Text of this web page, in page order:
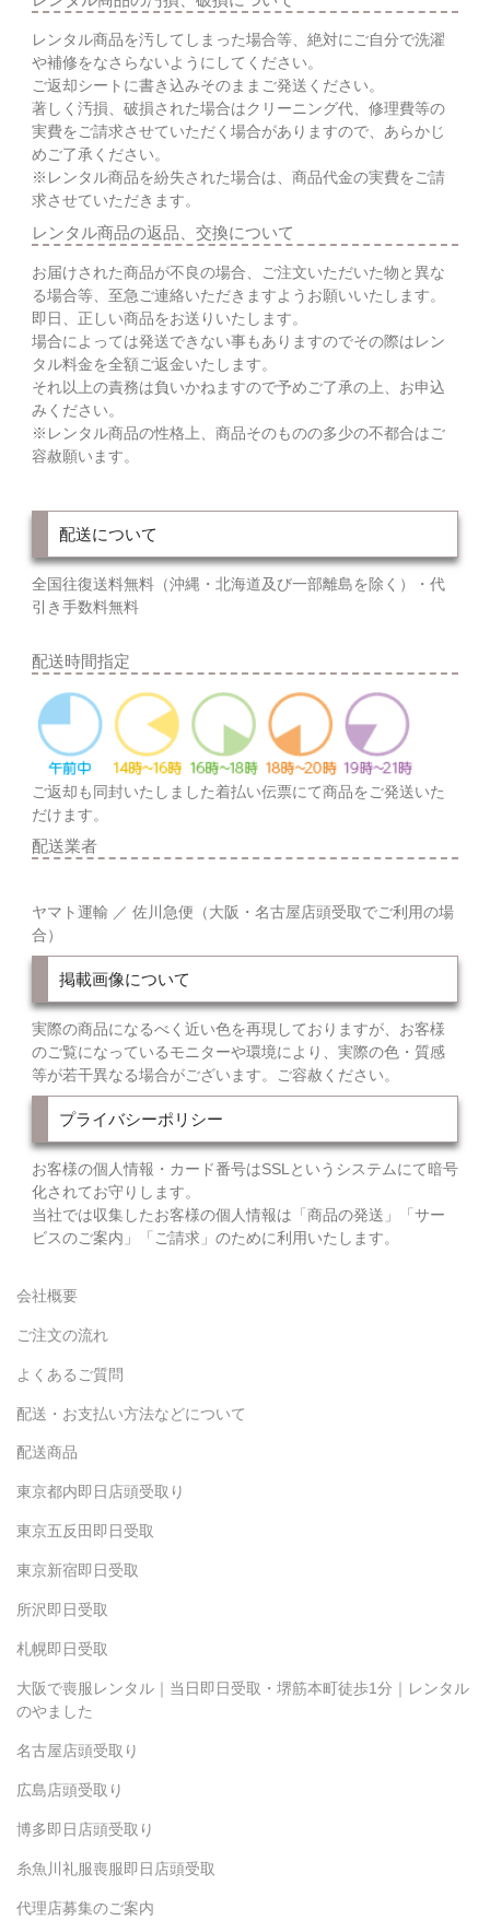
レンタル商品を汚してしまった場合等、絶対にご自分で洗濯
や補修をなさらないようにしてください。
ご返却シートに書き込みそのままご発送ください。
著しく汚損、破損された場合はクリーニング代、修理費等の
実費をご請求させていただく場合がありますので、あらかじ
めご了承ください。
※レンタル商品を紛失された場合は、商品代金の実費をご請
求させていただきます。
レンタル商品の返品、交換について
お届けされた商品が不良の場合、ご注文いただいた物と異な
る場合等、至急ご連絡いただきますようお願いいたします。
即日、正しい商品をお送りいたします。
場合によっては発送できない事もありますのでその際はレン
タル料金を全額ご返金いたします。
それ以上の責務は負いかねますので予めご了承の上、お申込
みください。
※レンタル商品の性格上、商品そのものの多少の不都合はご
容赦願います。
配送について
全国往復送料無料（沖縄・北海道及び一部離島を除く）・代
引き手数料無料
配送時間指定
ご返却も同封いたしました着払い伝票にて商品をご発送いた
だけます。
配送業者
ヤマト運輸 ／ 佐川急便（大阪・名古屋店頭受取でご利用の場
合）
掲載画像について
実際の商品になるべく近い色を再現しておりますが、お客様
のご覧になっているモニターや環境により、実際の色・質感
等が若干異なる場合がございます。ご容赦ください。
プライバシーポリシー
お客様の個人情報・カード番号はSSLというシステムにて暗号
化されてお守りします。
当社では収集したお客様の個人情報は「商品の発送」「サー
ビスのご案内」「ご請求」のために利用いたします。
会社概要
ご注文の流れ
よくあるご質問
配送・お支払い方法などについて
配送商品
東京都内即日店頭受取り
東京五反田即日受取
東京新宿即日受取
所沢即日受取
札幌即日受取
大阪で喪服レンタル｜当日即日受取・堺筋本町徒歩1分｜レンタル
のやました
名古屋店頭受取り
広島店頭受取り
博多即日店頭受取り
糸魚川礼服喪服即日店頭受取
代理店募集のご案内